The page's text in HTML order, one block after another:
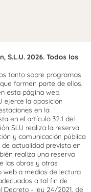
S.L.U. 2026. Todos los
tanto sobre programas
formen parte de ellos,
esta página web.
ejerce la oposición
en la
en el artículo 32.1 del
SLU realiza la reserva
y comunicación pública
actualidad prevista en
realiza una reserva
las obras y otras
web a medios de lectura
a tal fin de
Decreto - ley 24/2021, de